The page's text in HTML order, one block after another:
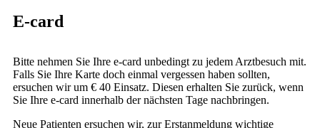
E-card
Bitte nehmen Sie Ihre e-card unbedingt zu jedem Arztbesuch mit.
Falls Sie Ihre Karte doch einmal vergessen haben sollten,
ersuchen wir um € 40 Einsatz. Diesen erhalten Sie zurück, wenn
Sie Ihre e-card innerhalb der nächsten Tage nachbringen.
Neue Patienten ersuchen wir, zur Erstanmeldung wichtige